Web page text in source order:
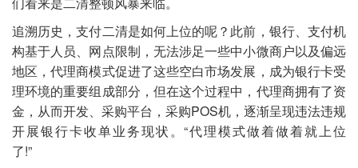
追溯历史，支付二清是如何上位的呢？此前，银行、支付机
构基于人员、网点限制，无法涉足一些中小微商户以及偏远
地区，代理商模式促进了这些空白市场发展，成为银行卡受
理环境的重要组成部分，但在这个过程中，代理商拥有了资
金，从而开发、采购平台，采购POS机，逐渐呈现违法违规
开展银行卡收单业务现状。“代理模式做着做着就上位
了!”